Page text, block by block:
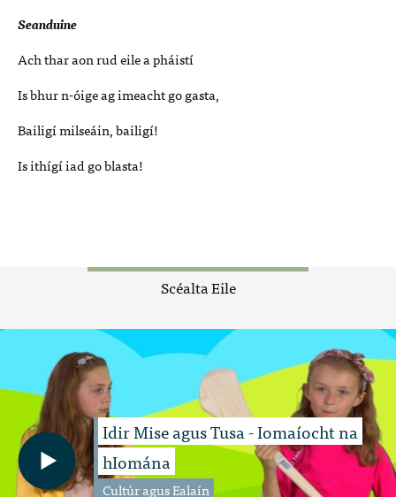
Seanduine
Ach thar aon rud eile a pháistí
Is bhur n-óige ag imeacht go gasta,
Bailigí milseáin, bailigí!
Is ithígí iad go blasta!
Scéalta Eile
Idir Mise agus Tusa - Iomaíocht na
hIomána
Cultúr agus Ealaín